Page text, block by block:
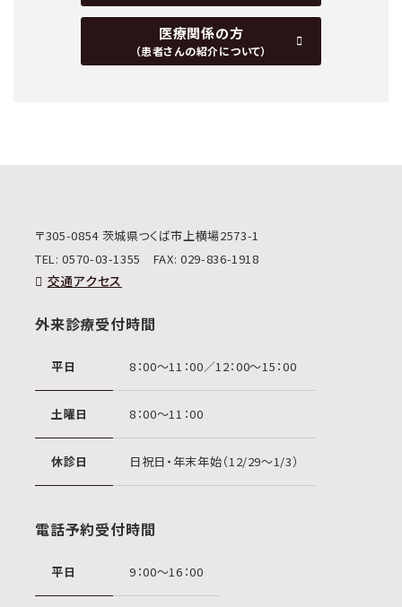
医療関係の方
（患者さんの紹介について）
〒305-0854 茨城県つくば市上横場2573-1
TEL:0570-03-1355 FAX: 029-836-1918
交通アクセス
外来診療受付時間
平日 8：00〜11：00／12：00〜15：00
土曜日 8：00〜11：00
休診日 日祝日・年末年始（12/29〜1/3）
電話予約受付時間
平日 9：00〜16：00